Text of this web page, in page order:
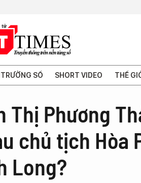
SỐ SHORT VIDEO THẾ
Thị Phương
chủ tịch Hòa
Long?